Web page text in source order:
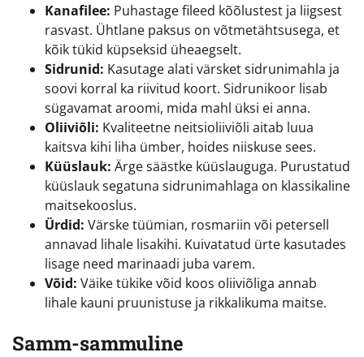
Kanafilee: Puhastage fileed kõõlustest ja liigsest
rasvast. Ühtlane paksus on võtmetähtsusega, et
kõik tükid küpseksid üheaegselt.
Sidrunid: Kasutage alati värsket sidrunimahla ja
soovi korral ka riivitud koort. Sidrunikoor lisab
sügavamat aroomi, mida mahl üksi ei anna.
Oliiviõli: Kvaliteetne neitsioliiviõli aitab luua
kaitsva kihi liha ümber, hoides niiskuse sees.
Küüslauk: Ärge säästke küüslauguga. Purustatud
küüslauk segatuna sidrunimahlaga on klassikaline
maitsekooslus.
Ürdid: Värske tüümian, rosmariin või petersell
annavad lihale lisakihi. Kuivatatud ürte kasutades
lisage need marinaadi juba varem.
Võid: Väike tükike võid koos oliiviõliga annab
lihale kauni pruunistuse ja rikkalikuma maitse.
Samm-sammuline